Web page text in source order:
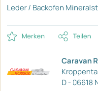
Leder / Backofen
Merken Teilen
Caravan
D - 06618